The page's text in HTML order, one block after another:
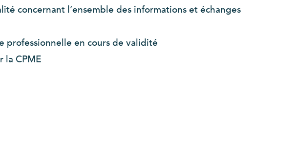
concernant l’ensemble des informations et échanges
professionnelle en cours de validité
la CPME